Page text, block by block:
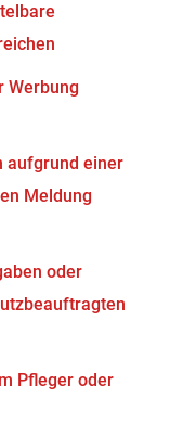
Werbung
aufgrund einer
Meldung
oder
Pfleger oder